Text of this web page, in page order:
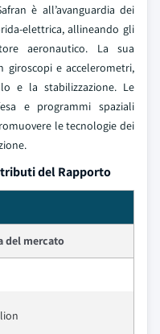
è all’avanguardia dei
elettrica, allineando gli
aeronautico. La sua
giroscopi e accelerometri,
e la stabilizzazione. Le
e programmi spaziali
le tecnologie dei
del Rapporto
del mercato